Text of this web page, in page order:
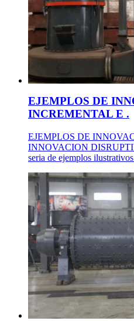
EJEMPLOS DE
INCREMENTAL E .
EJEMPLOS DE
INNOVACION
seria de ejemplos